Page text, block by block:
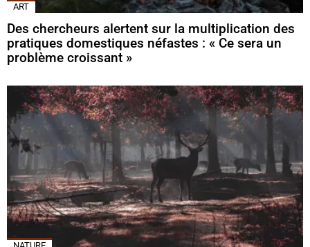
ART
Des chercheurs alertent sur la multiplication des
pratiques domestiques néfastes : « Ce sera un
problème croissant »